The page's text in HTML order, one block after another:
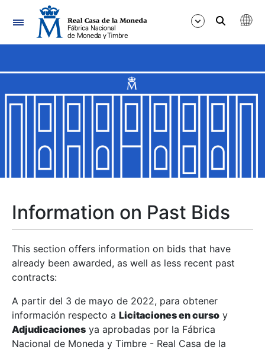
Navigation
Show/Hide
Show/Hide
Show/Hide
Show/Hide
Show/Hide
Information on Past Bids
This section offers information on bids that have
already been awarded, as well as less recent past
contracts:
A partir del 3 de mayo de 2022, para obtener
información respecto a Licitaciones en curso y
Adjudicaciones ya aprobadas por la Fábrica
Nacional de Moneda y Timbre - Real Casa de la